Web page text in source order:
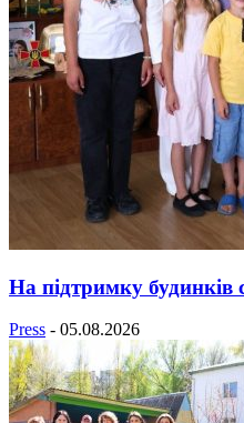
На підтримку будинків
Press - 05.08.2026